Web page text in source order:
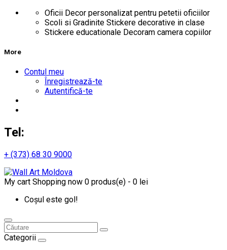
Oficii Decor personalizat pentru petetii oficiilor
Scoli si Gradinite Stickere decorative in clase
Stickere educationale Decoram camera copiilor
More
Contul meu
Înregistrează-te
Autentifică-te
Tel:
+ (373) 68 30 9000
My cart Shopping now 0 produs(e) - 0 lei
Coșul este gol!
Categorii